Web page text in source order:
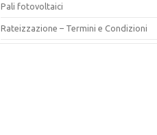
Pali fotovoltaici
Rateizzazione – Termini e Condizioni